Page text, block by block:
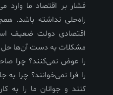
فشار بر اقتصاد ما وارد
راه‌حلى نداشته باشد.
اقتصادى دولت ضعيف
مشكلات به دست آن‌ها
را عوض نمى‌كنند؟ چرا
را فرا نمى‌خوانند؟ چرا به
كنند و جوانان ما را به